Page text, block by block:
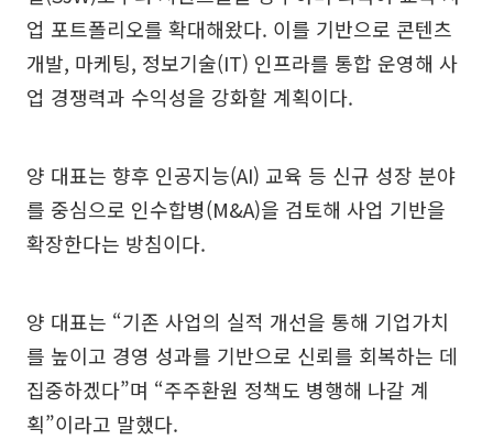
업 포트폴리오를 확대해왔다. 이를 기반으로 콘텐츠
개발, 마케팅, 정보기술(IT) 인프라를 통합 운영해 사
업 경쟁력과 수익성을 강화할 계획이다.
양 대표는 향후 인공지능(AI) 교육 등 신규 성장 분야
를 중심으로 인수합병(M&A)을 검토해 사업 기반을
확장한다는 방침이다.
양 대표는 “기존 사업의 실적 개선을 통해 기업가치
를 높이고 경영 성과를 기반으로 신뢰를 회복하는 데
집중하겠다”며 “주주환원 정책도 병행해 나갈 계
획”이라고 말했다.